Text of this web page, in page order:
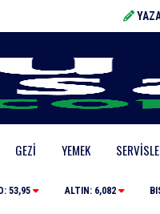
GEZI YEMEK
geçit yok
53,95 ALTIN: 6,082